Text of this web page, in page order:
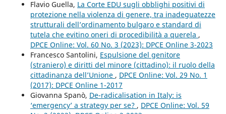
Flavio Guella, La Corte EDU sugli obblighi positivi di
protezione nella violenza di genere, tra inadeguatezze
strutturali dell’ordinamento bulgaro e standard di
tutela che evitino oneri di procedibilità a querela ,
DPCE Online: Vol. 60 No. 3 (2023): DPCE Online 3-2023
Francesco Santolini, Espulsione del genitore
(straniero) e diritti del minore (cittadino): il ruolo della
cittadinanza dell’Unione , DPCE Online: Vol. 29 No. 1
(2017): DPCE Online 1-2017
Giovanna Spanò, De-radicalisation in Italy: is
‘emergency’ a strategy per se? , DPCE Online: Vol. 59